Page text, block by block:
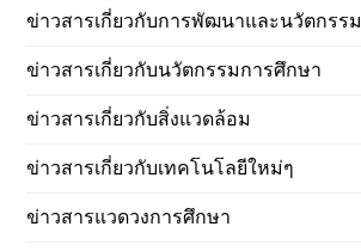
ข่าวสารเกี่ยวกับการพัฒนาและนวัตกรรม
ข่าวสารเกี่ยวกับนวัตกรรมการศึกษา
ข่าวสารเกี่ยวกับสิ่งแวดล้อม
ข่าวสารเกี่ยวกับเทคโนโลยีใหม่ๆ
ข่าวสารแวดวงการศึกษา